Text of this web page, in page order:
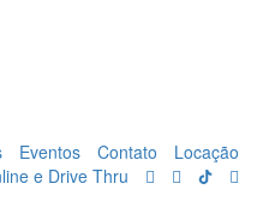
Eventos Contato
Locação
e Drive Thru